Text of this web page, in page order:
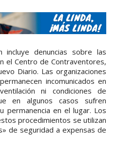
incluye denuncias sobre las
el Centro de Contraventores,
Diario. Las organizaciones
incomunicados en
ni condiciones de
en algunos casos sufren
permanencia en el lugar. Los
procedimientos se utilizan
de seguridad a expensas de